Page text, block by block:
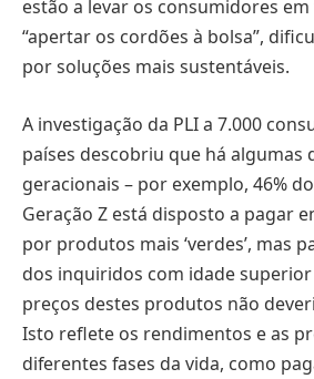
estão a levar os consumidores
“apertar os cordões à bolsa”,
por soluções mais sustentáveis.
A investigação da PLI a 7.000
países descobriu que há algumas
geracionais – por exemplo, 46%
Geração Z está disposto a pagar
por produtos mais ‘verdes’, mas
dos inquiridos com idade superior
preços destes produtos não
Isto reflete os rendimentos e as
diferentes fases da vida, como